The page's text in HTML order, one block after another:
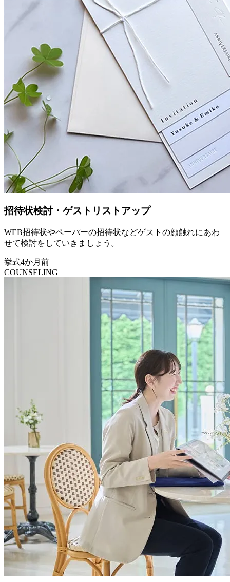
招待状検討・ゲストリストアップ
WEB招待状やペーパーの招待状などゲストの顔触れにあわ
せて検討をしていきましょう。
挙式4か月前
COUNSELING